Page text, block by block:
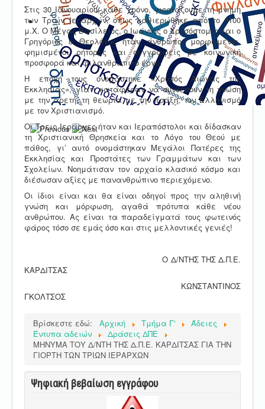
Στις 30 Ιανουαρίου, κάθε χρόνο, γιορτάζουμε τη μνήμη
των Τριών Ιεραρχών, όπως καθιερώθηκε από το 1100
μ.Χ. Ο Μέγας Βασίλειος, ο Ιωάννης ο Χρυσόστομος και ο
Γρηγόριος ο Θεολόγος ήταν άνθρωποι μορφωμένοι,
φημισμένοι ρήτορες και συγγραφείς με κοινωνική
προσφορά και φιλανθρωπικό έργο.
Η εποχή τους ονομάστηκε «Χρυσός Αιώνας της
Εκκλησίας», γιατί κατάφεραν να συνδέσουν τη γνώση
με την αρετή, τη θεωρία με την πράξη, τον Ελληνισμό
με τον Χριστιανισμό.
Οι Τρεις Ιεράρχες ήταν και Ιεραπόστολοι και δίδασκαν
τη Χριστιανική Θρησκεία και το Λόγο του Θεού με
πάθος, γι’ αυτό ονομάστηκαν Μεγάλοι Πατέρες της
Εκκλησίας και Προστάτες των Γραμμάτων και των
Σχολείων. Νοημάτισαν τον αρχαίο κλασικό κόσμο και
διέσωσαν αξίες με πανανθρώπινο περιεχόμενο.
Οι ίδιοι είναι και θα είναι οδηγοί προς την αληθινή
γνώση και μόρφωση, αγαθά πρότυπα κάθε νέου
ανθρώπου. Ας είναι τα παραδείγματά τους φωτεινός
φάρος τόσο σε εμάς όσο και στις μελλοντικές γενιές!
Ο Δ/ΝΤΗΣ ΤΗΣ Δ.Π.Ε.
ΚΑΡΔΙΤΣΑΣ
ΚΩΝΣΤΑΝΤΙΝΟΣ
ΓΚΟΛΤΣΟΣ
Βρίσκεστε εδώ: Αρχική Τμήμα Γ'
Άδειες
Έντυπα αδειών
Δράσεις ΔΠΕ
ΜΗΝΥΜΑ ΤΟΥ Δ/ΝΤΗ ΤΗΣ Δ.Π.Ε. ΚΑΡΔΙΤΣΑΣ ΓΙΑ ΤΗΝ
ΓΙΟΡΤΗ ΤΩΝ ΤΡΙΩΝ ΙΕΡΑΡΧΩΝ
Ψηφιακή βεβαίωση εγγράφου